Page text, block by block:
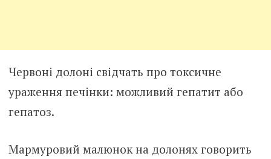
Червоні долоні свідчать про токсичне
ураження печінки: можливий гепатит або
гепатоз.
Мармуровий малюнок на долонях говорить